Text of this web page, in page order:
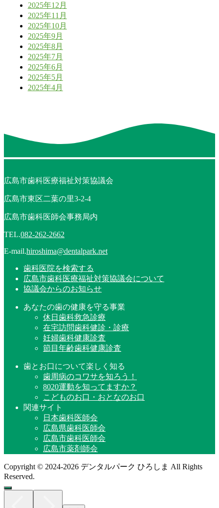
2025年12月
2025年11月
2025年10月
2025年9月
2025年8月
2025年7月
2025年6月
2025年5月
2025年4月
広島市歯科医療福祉対策協議会
広島市東区二葉の里3-2-4
広島市歯科医師会事務局内
TEL.082-262-2662
E-mail.hiroshima@dentalpark.net
歯科医院を検索する
広島市歯科医療福祉対策協議会について
協議会からのお知らせ
あなたの歯の健康を守る事業
休日歯科救急診療
在宅訪問歯科健診・診療
妊婦歯科健康診査
節目年齢歯科健康診査
歯とお口について楽しく知る
歯周病のコワサを知ろう！
8020運動を知ってますか？
こどものお口・おとなのお口
関連サイト
日本歯科医師会
広島県歯科医師会
広島市歯科医師会
広島市薬剤師会
Copyright © 2024-2026 デンタルパーク ひろしま All Rights
Reserved.